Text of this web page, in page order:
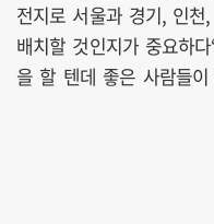
전지로 서울과 경기, 인
배치할 것인지가 중요하
을 할 텐데 좋은 사람들